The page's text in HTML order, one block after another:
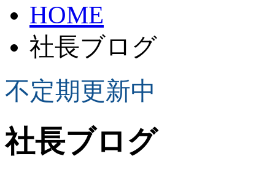
HOME
社長ブログ
不定期更新中
社長ブログ